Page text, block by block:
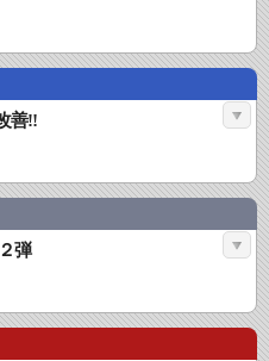
善‼︎
弾